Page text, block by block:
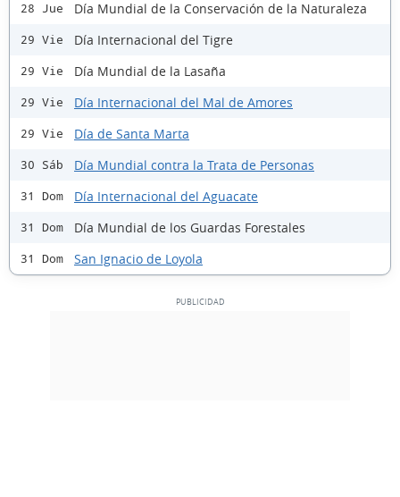
28 Jue Día Mundial de la Conservación de la Naturaleza
29 Vie Día Internacional del Tigre
29 Vie Día Mundial de la Lasaña
29 Vie Día Internacional del Mal de Amores
29 Vie Día de Santa Marta
30 Sáb Día Mundial contra la Trata de Personas
31 Dom Día Internacional del Aguacate
31 Dom Día Mundial de los Guardas Forestales
31 Dom San Ignacio de Loyola